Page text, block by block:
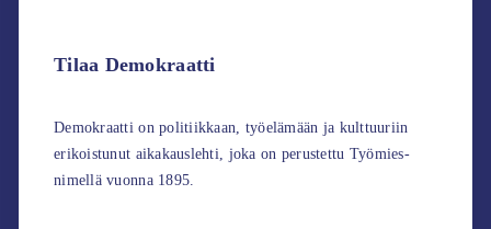
Tilaa Demokraatti
Demokraatti on politiikkaan, työelämään ja kulttuuriin
erikoistunut aikakauslehti, joka on perustettu Työmies-
nimellä vuonna 1895.